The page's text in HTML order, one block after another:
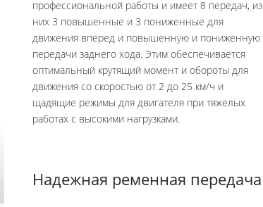
профессиональной работы и имеет 8 передач, из
них 3 повышенные и 3 пониженные для
движения вперед и повышенную и пониженную
передачи заднего хода. Этим обеспечивается
оптимальный крутящий момент и обороты для
движения со скоростью от 2 до 25 км/ч и
щадящие режимы для двигателя при тяжелых
работах с высокими нагрузками.
Надежная ременная передача